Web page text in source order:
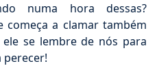
numa hora dessas?
começa a clamar também
se lembre de nós para
perecer!